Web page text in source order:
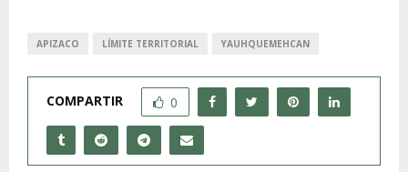
APIZACO LÍMITE TERRITORIAL YAUHQUEMEHCAN
COMPARTIR 0